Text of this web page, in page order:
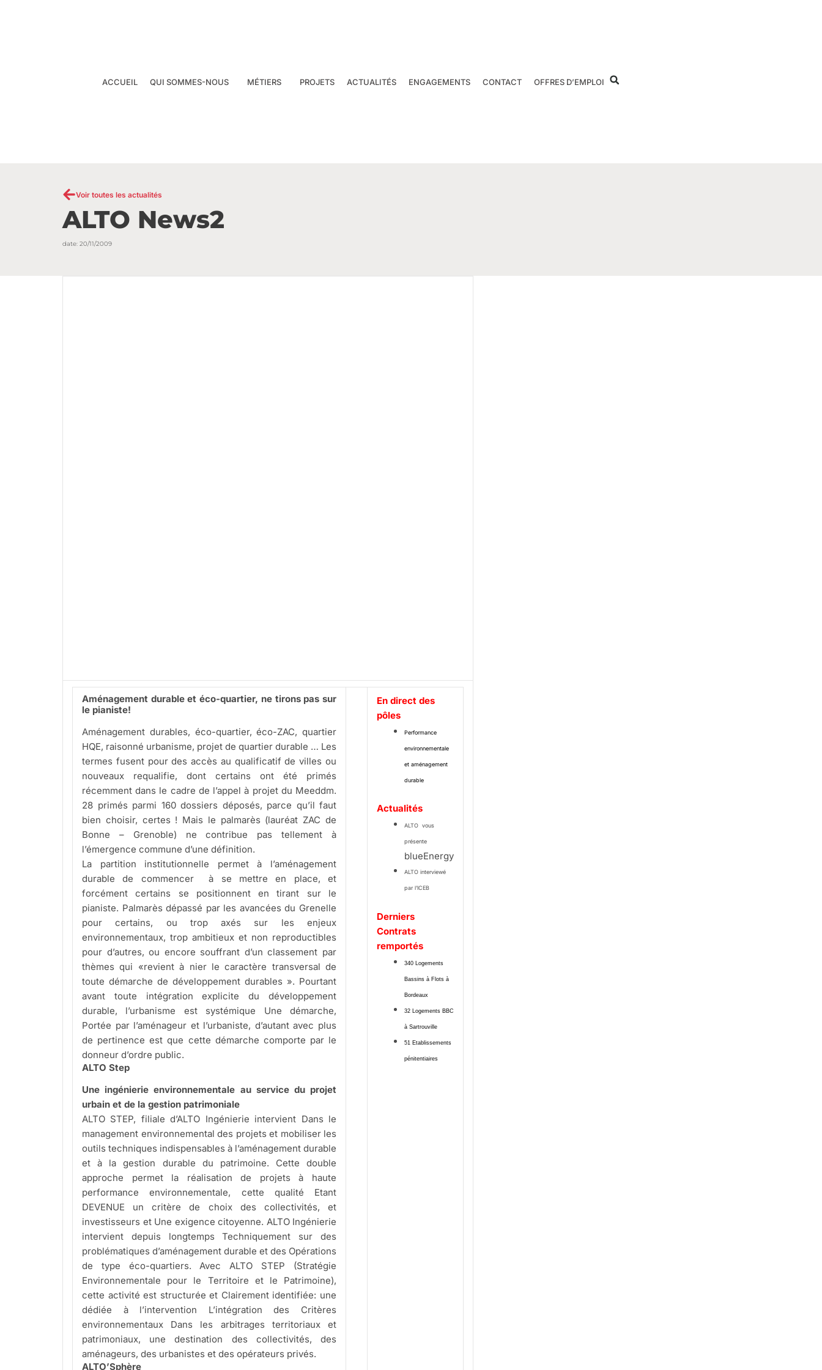
ACCUEIL QUI SOMMES-NOUS MÉTIERS PROJETS ACTUALITÉS ENGAGEMENTS CONTACT OFFRES D’EMPLOI
Voir toutes les actualités
ALTO News2
date: 20/11/2009
Aménagement durable et éco-quartier, ne tirons pas sur
le pianiste!
Aménagement durables, éco-quartier, éco-ZAC, quartier
HQE, raisonné urbanisme, projet de quartier durable … Les
termes fusent pour des accès au qualificatif de villes ou
nouveaux requalifie, dont certains ont été primés
récemment dans le cadre de l’appel à projet du Meeddm.
28 primés parmi 160 dossiers déposés, parce qu’il faut
bien choisir, certes ! Mais le palmarès (lauréat ZAC de
Bonne – Grenoble) ne contribue pas tellement à
l’émergence commune d’une définition.
La partition institutionnelle permet à l’aménagement
durable de commencer à se mettre en place, et
forcément certains se positionnent en tirant sur le
pianiste. Palmarès dépassé par les avancées du Grenelle
pour certains, ou trop axés sur les enjeux
environnementaux, trop ambitieux et non reproductibles
pour d’autres, ou encore souffrant d’un classement par
thèmes qui «revient à nier le caractère transversal de
toute démarche de développement durables ». Pourtant
avant toute intégration explicite du développement
durable, l’urbanisme est systémique Une démarche,
Portée par l’aménageur et l’urbaniste, d’autant avec plus
de pertinence est que cette démarche comporte par le
donneur d’ordre public.
ALTO Step
Une ingénierie environnementale au service du projet
urbain et de la gestion patrimoniale
ALTO STEP, filiale d’ALTO Ingénierie intervient Dans le
management environnemental des projets et mobiliser les
outils techniques indispensables à l’aménagement durable
et à la gestion durable du patrimoine. Cette double
approche permet la réalisation de projets à haute
performance environnementale, cette qualité Etant
DEVENUE un critère de choix des collectivités, et
investisseurs et Une exigence citoyenne. ALTO Ingénierie
intervient depuis longtemps Techniquement sur des
problématiques d’aménagement durable et des Opérations
de type éco-quartiers. Avec ALTO STEP (Stratégie
Environnementale pour le Territoire et le Patrimoine),
cette activité est structurée et Clairement identifiée: une
dédiée à l’intervention L’intégration des Critères
environnementaux Dans les arbitrages territoriaux et
patrimoniaux, une destination des collectivités, des
aménageurs, des urbanistes et des opérateurs privés.
ALTO’Sphère
En direct des
pôles
Performance
environnementale
et aménagement
durable
Actualités
ALTO vous
présente
blueEnergy
ALTO interviewé
par l’ICEB
Derniers
Contrats
remportés
340 Logements
Bassins à Flots à
Bordeaux
32 Logements BBC
à Sartrouville
51 Etablissements
pénitentiaires